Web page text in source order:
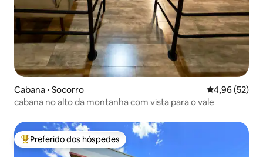
Cabana ⋅ Socorro 4,96 de uma
4,96 (52)
cabana no alto da montanha com vista para o vale
Entre os melhores preferidos dos hóspedes
Preferido dos hóspedes